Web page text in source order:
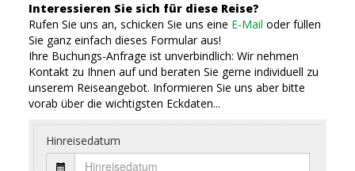
Interessieren Sie sich für diese Reise?
Rufen Sie uns an, schicken Sie uns eine E-Mail oder füllen
Sie ganz einfach dieses Formular aus!
Ihre Buchungs-Anfrage ist unverbindlich: Wir nehmen
Kontakt zu Ihnen auf und beraten Sie gerne individuell zu
unserem Reiseangebot. Informieren Sie uns aber bitte
vorab über die wichtigsten Eckdaten...